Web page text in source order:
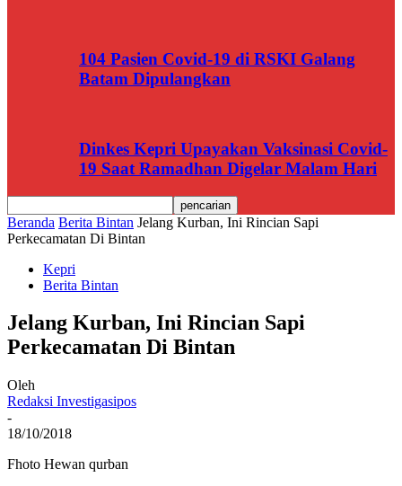
104 Pasien Covid-19 di RSKI Galang
Batam Dipulangkan
Dinkes Kepri Upayakan Vaksinasi Covid-
19 Saat Ramadhan Digelar Malam Hari
Beranda Berita Bintan Jelang Kurban, Ini Rincian Sapi
Perkecamatan Di Bintan
Kepri
Berita Bintan
Jelang Kurban, Ini Rincian Sapi
Perkecamatan Di Bintan
Oleh
Redaksi Investigasipos
-
18/10/2018
Fhoto Hewan qurban